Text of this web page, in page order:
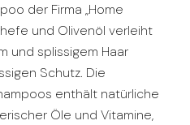
der Firma „Home
und Olivenöl verleiht
und splissigem Haar
Schutz. Die
enthält natürliche
Öle und Vitamine,